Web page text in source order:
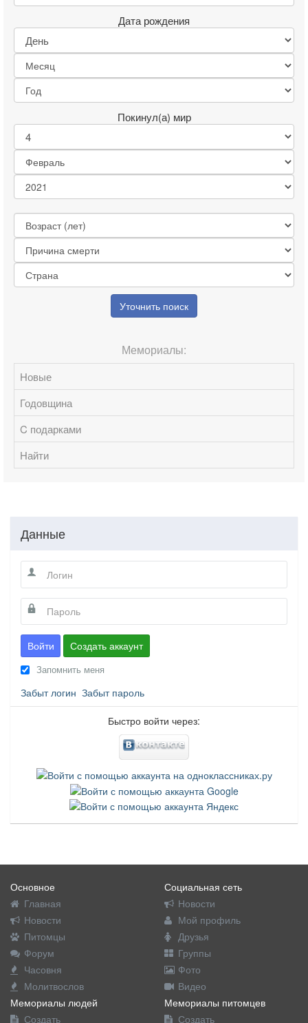
Дата рождения
Покинул(а) мир
Уточнить поиск
Мемориалы:
Новые
Годовщина
C подарками
Найти
Данные
Войти Создать аккаунт
Запомнить меня
Забыт логин Забыт пароль
Быстро войти через:
Основное
Главная
Новости
Питомцы
Форум
Часовня
Молитвослов
Социальная сеть
Новости
Мой профиль
Друзья
Группы
Фото
Видео
Мемориалы людей
Создать
Мемориалы питомцев
Создать